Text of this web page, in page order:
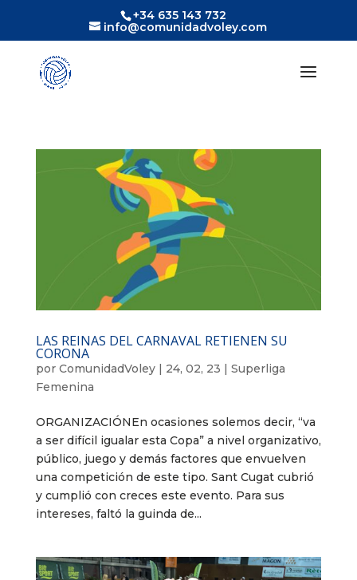
+34 635 143 732
info@comunidadvoley.com
LAS REINAS DEL CARNAVAL RETIENEN SU
CORONA
por ComunidadVoley| 24, 02, 23 | Superliga
Femenina
ORGANIZACIÓNEn ocasiones solemos decir, “va
a ser difícil igualar esta Copa” a nivel organizativo,
público, juego y demás factores que envuelven
una competición de este tipo. Sant Cugat cubrió
y cumplió con creces este evento. Para sus
intereses, faltó la guinda de...